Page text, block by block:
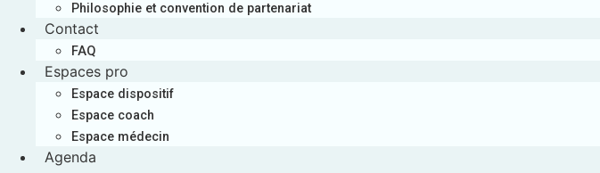
Philosophie et convention de partenariat
Contact
FAQ
Espaces pro
Espace dispositif
Espace coach
Espace médecin
Agenda